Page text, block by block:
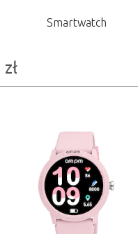
Smartwatch
zł